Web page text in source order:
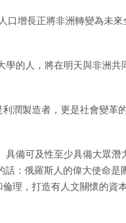
口增長正將非洲轉變為未來
學的人，將在明天與非洲共
潤製造者，更是社會變革
備可及性至少具備大眾潛
：俄羅斯人的偉大使命是
理，打造有人文關懷的資